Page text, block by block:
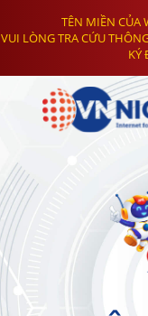
TÊN MIỀN CỦA
VUI LÒNG TRA CỨU
KÝ